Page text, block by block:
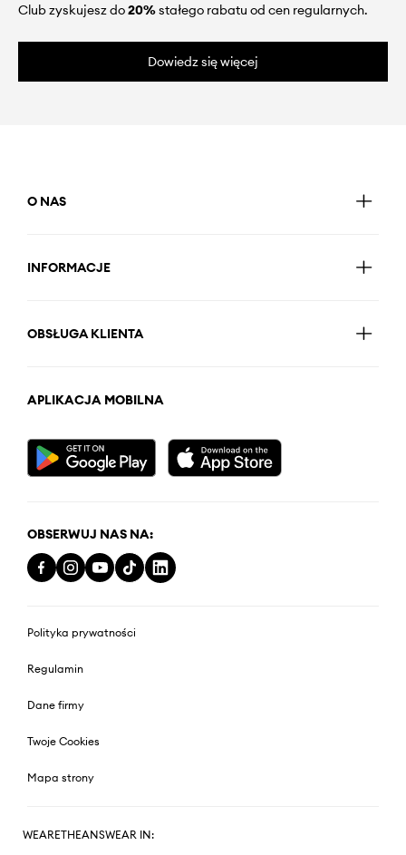
Club zyskujesz do20%stałego rabatu od cen regularnych.
Dowiedz się więcej
O NAS
INFORMACJE
OBSŁUGA KLIENTA
APLIKACJA MOBILNA
OBSERWUJ NAS NA:
Polityka prywatności
Regulamin
Dane firmy
Twoje Cookies
Mapa strony
WEARETHEANSWEAR IN: